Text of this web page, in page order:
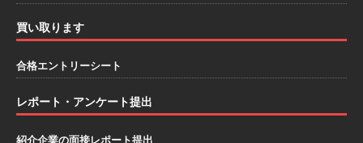
体育会積極採用企業
[ 2026年5月12日 ]
買い取ります
合格エントリーシート
レポート・アンケート提出